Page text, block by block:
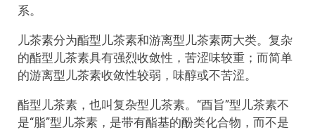
系。
儿茶素分为酯型儿茶素和游离型儿茶素两大类。复杂
的酯型儿茶素具有强烈收敛性，苦涩味较重；而简单
的游离型儿茶素收敛性较弱，味醇或不苦涩。
酯型儿茶素，也叫复杂型儿茶素。“酉旨”型儿茶素不
是“脂”型儿茶素，是带有酯基的酚类化合物，而不是